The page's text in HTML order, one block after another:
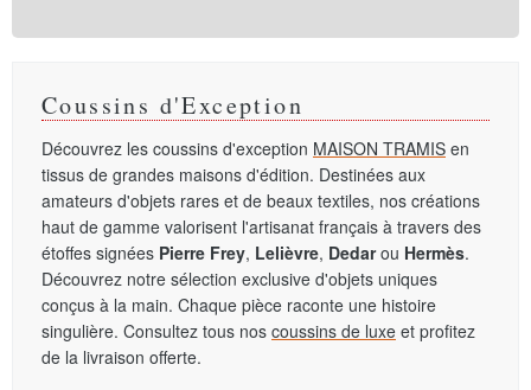
Coussins d'Exception
Découvrez les coussins d'exception MAISON TRAMIS en
tissus de grandes maisons d'édition. Destinées aux
amateurs d'objets rares et de beaux textiles, nos créations
haut de gamme valorisent l'artisanat français à travers des
étoffes signées Pierre Frey, Lelièvre, Dedarou Hermès.
Découvrez notre sélection exclusive d'objets uniques
conçus à la main. Chaque pièce raconte une histoire
singulière. Consultez tous nos coussins de luxe et profitez
de la livraison offerte.